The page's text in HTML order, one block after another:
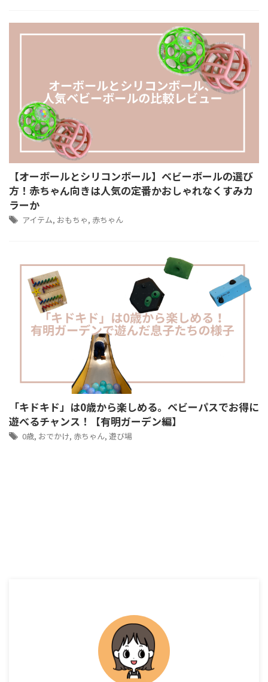
【オーボールとシリコンボール】ベビーボールの選び
方！赤ちゃん向きは人気の定番かおしゃれなくすみカ
ラーか
アイテム, おもちゃ, 赤ちゃん
「キドキド」は0歳から楽しめる。ベビーパスでお得に
遊べるチャンス！【有明ガーデン編】
0歳, おでかけ, 赤ちゃん, 遊び場